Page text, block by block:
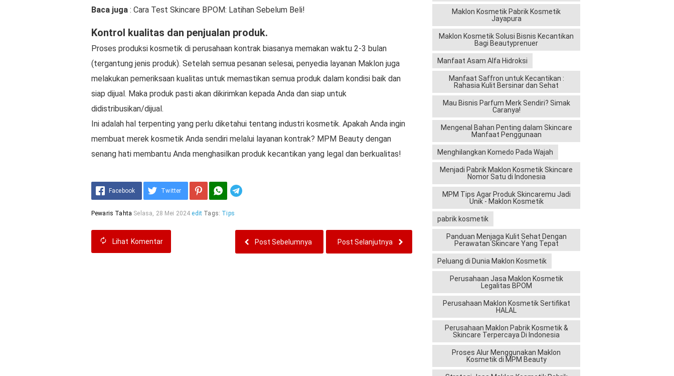
Baca juga : Cara Test Skincare BPOM: Latihan Sebelum Beli!
Kontrol kualitas dan penjualan produk.
Proses produksi kosmetik di perusahaan kontrak biasanya memakan waktu 2-3 bulan
(tergantung jenis produk). Setelah semua pesanan selesai, penyedia layanan Maklon juga
melakukan pemeriksaan kualitas untuk memastikan semua produk dalam kondisi baik dan
siap dijual. Maka produk pasti akan dikirimkan kepada Anda dan siap untuk
didistribusikan/dijual.
Ini adalah hal terpenting yang perlu diketahui tentang industri kosmetik. Apakah Anda ingin
membuat merek kosmetik Anda sendiri melalui layanan kontrak? MPM Beauty dengan
senang hati membantu Anda menghasilkan produk kecantikan yang legal dan berkualitas!
Facebook Twitter
Pewaris Tahta Selasa, 28 Mei 2024 edit Tags: Tips
Lihat Komentar Post Selanjutnya
Post Sebelumnya
Maklon Kosmetik Pabrik Kosmetik
Jayapura
Maklon Kosmetik Solusi Bisnis Kecantikan
Bagi Beautyprenuer
Manfaat Asam Alfa Hidroksi
Manfaat Saffron untuk Kecantikan :
Rahasia Kulit Bersinar dan Sehat
Mau Bisnis Parfum Merk Sendiri? Simak
Caranya!
Mengenal Bahan Penting dalam Skincare
Manfaat Penggunaan
Menghilangkan Komedo Pada Wajah
Menjadi Pabrik Maklon Kosmetik Skincare
Nomor Satu di Indonesia
MPM Tips Agar Produk Skincaremu Jadi
Unik - Maklon Kosmetik
pabrik kosmetik
Panduan Menjaga Kulit Sehat Dengan
Perawatan Skincare Yang Tepat
Peluang di Dunia Maklon Kosmetik
Perusahaan Jasa Maklon Kosmetik
Legalitas BPOM
Perusahaan Maklon Kosmetik Sertifikat
HALAL
Perusahaan Maklon Pabrik Kosmetik &
Skincare Terpercaya Di Indonesia
Proses Alur Menggunakan Maklon
Kosmetik di MPM Beauty